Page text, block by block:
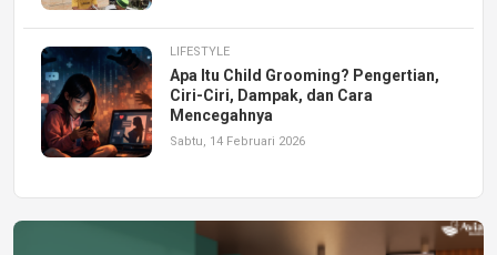
LIFESTYLE
Apa Itu Child Grooming? Pengertian,
Ciri-Ciri, Dampak, dan Cara
Mencegahnya
Sabtu, 14 Februari 2026